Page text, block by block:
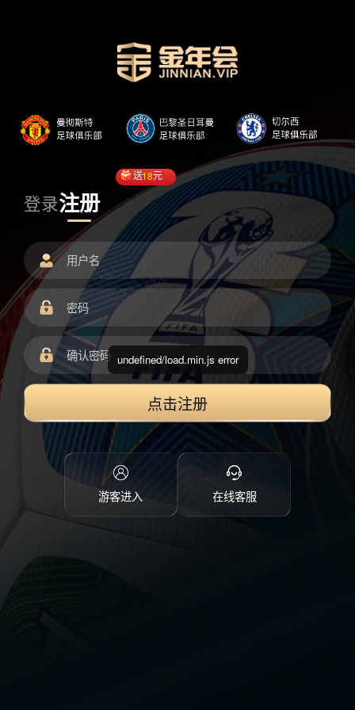
登录注册
送18元
点击注册
游客进入 在线客服
undefined/load.min.js error